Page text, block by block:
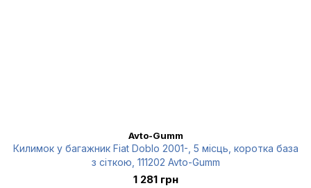
Avto-Gumm
Килимок у багажник Fiat Doblo 2001-, 5 місць, коротка база
з сіткою, 111202 Avto-Gumm
1 281 грн